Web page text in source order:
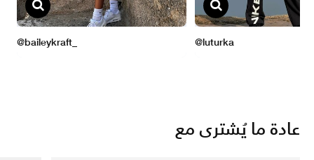
عادة ما يُشترى مع